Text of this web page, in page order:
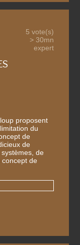
5 vote(s)
> 30mn
expert
proposent
du
de
de
de
concept de